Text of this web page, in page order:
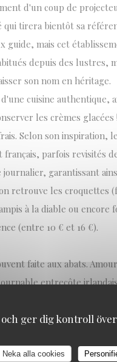
ger dig kontroll
Neka alla cookies
d'un coup de
qui tirera bientôt sa
guide, mais cet
depuis des lustres,
son nom en héritage.
cuisine authentique,
les crèmes
Selon son inspiration,
parfois revisités
journalier, garantissant
retrouve les croquettes
à la diable ou encore
(entre 10 € et 16 €).
faite aux abats.
entrecôte
le menu au rapport